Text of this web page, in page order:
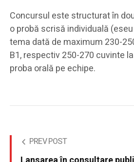
Concursul este structurat în
o probă scrisă individuală
tema dată de maximum 230-
B1, respectiv 250-270 cuvinte
proba orală pe echipe.
PREV POST